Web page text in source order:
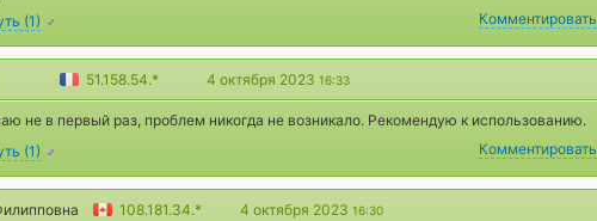
(1) Комментировать
51.158.54.* 4 октября 2023 16:33
не в первый раз, проблем никогда не возникало. Рекомендую к использованию.
(1) Комментировать
108.181.34.* 4 октября 2023 16:30